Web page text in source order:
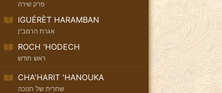
פרק שירה
IGUÉRÈT HARAMBAN
אגרת הרמב"ן
ROCH 'HODECH
ראש חודש
CHA'HARIT 'HANOUKA
שחרית של חנוכה